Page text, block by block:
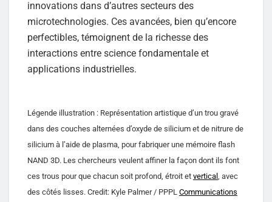
innovations dans d’autres secteurs des
microtechnologies. Ces avancées, bien qu’encore
perfectibles, témoignent de la richesse des
interactions entre science fondamentale et
applications industrielles.
Légende illustration : Représentation artistique d’un trou gravé
dans des couches alternées d’oxyde de silicium et de nitrure de
silicium à l’aide de plasma, pour fabriquer une mémoire flash
NAND 3D. Les chercheurs veulent affiner la façon dont ils font
ces trous pour que chacun soit profond, étroit et vertical , avec
des côtés lisses. Credit: Kyle Palmer / PPPL Communications